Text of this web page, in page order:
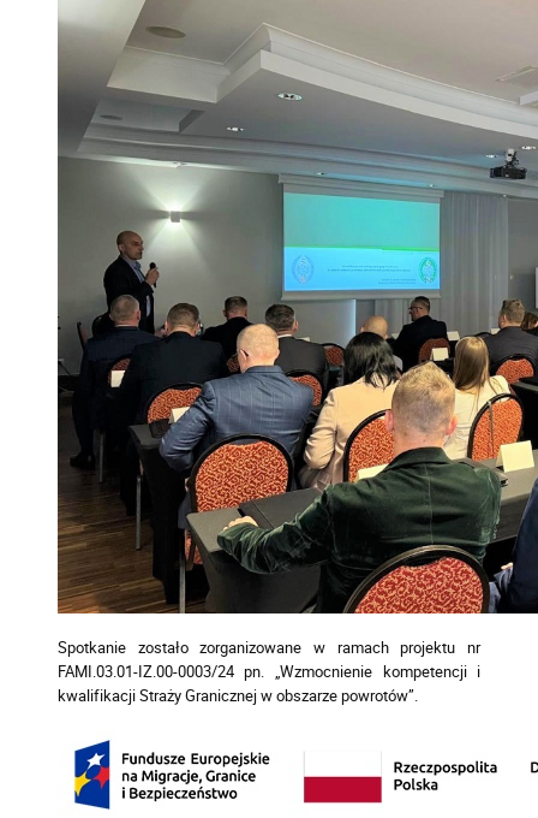
Spotkanie zostało zorganizowane w ramach projektu nr
FAMI.03.01-IZ.00-0003/24 pn. „Wzmocnienie kompetencji i
kwalifikacji Straży Granicznej w obszarze powrotów”.